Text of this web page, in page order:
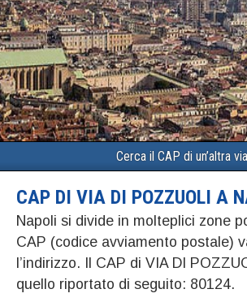
Cerca il CAP di un’altra via
CAP DI VIA DI POZZUOLI A
Napoli si divide in molteplici zone
CAP (codice avviamento postale)
l’indirizzo. Il CAP di VIA DI
quello riportato di seguito: 80124.